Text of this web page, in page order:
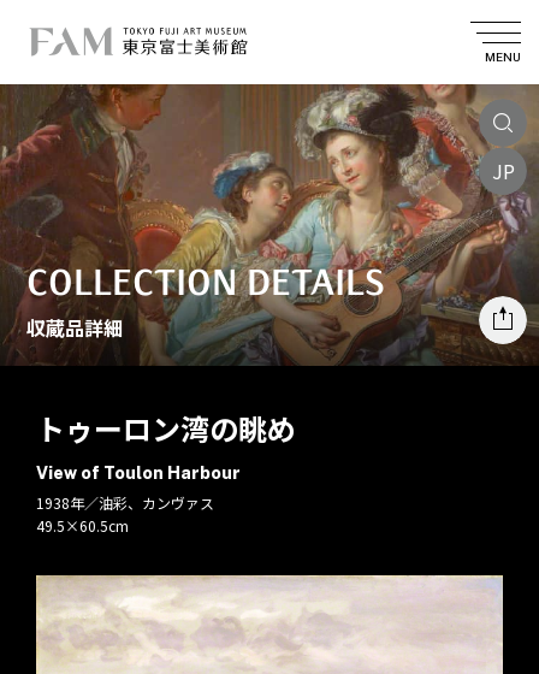
MENU
JP
COLLECTION DETAILS
収蔵品詳細
トゥーロン湾の眺め
View of Toulon Harbour
1938年／油彩、カンヴァス
49.5×60.5cm